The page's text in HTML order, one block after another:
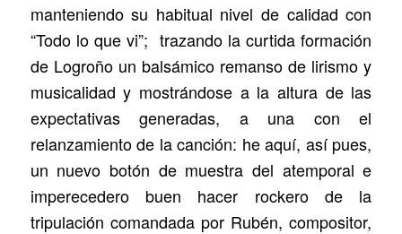
manteniendo su habitual nivel de calidad con
“Todo lo que vi”; trazando la curtida formación
de Logroño un balsámico remanso de lirismo y
musicalidad y mostrándose a la altura de las
expectativas generadas, a una con el
relanzamiento de la canción: he aquí, así pues,
un nuevo botón de muestra del atemporal e
imperecedero buen hacer rockero de la
tripulación comandada por Rubén, compositor,